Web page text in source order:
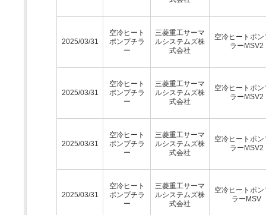
2025/03/31
空冷ヒート
ポンプチラ
ー
三菱重工サーマ
ルシステムズ株
式会社
空冷ヒートポン
ラーMSV2
2025/03/31
空冷ヒート
ポンプチラ
ー
三菱重工サーマ
ルシステムズ株
式会社
空冷ヒートポン
ラーMSV2
2025/03/31
空冷ヒート
ポンプチラ
ー
三菱重工サーマ
ルシステムズ株
式会社
空冷ヒートポン
ラーMSV2
2025/03/31
空冷ヒート
ポンプチラ
ー
三菱重工サーマ
ルシステムズ株
式会社
空冷ヒートポン
ラーMSV